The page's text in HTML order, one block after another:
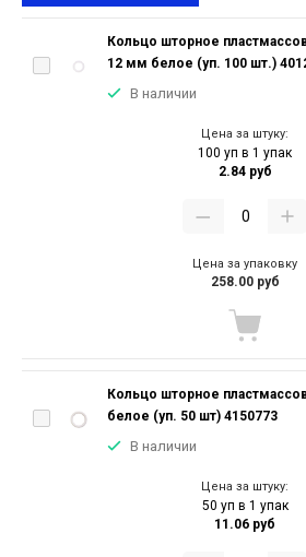
Кольцо шторное
12 мм белое (уп. 100 шт.)
В наличии
Цена за штуку:
100 уп в 1 упак
2.84 руб
Цена за упаковку
258.00 руб
Кольцо шторное
белое (уп. 50 шт) 4150773
В наличии
Цена за штуку:
50 уп в 1 упак
11.06 руб